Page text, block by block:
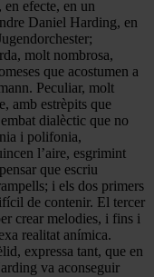
efecte, en un
Daniel Harding, en
molt nombrosa,
que acostumen a
Peculiar, molt
amb estrèpits que
dialèctic que no
i polifonia,
l’aire, esgrimint
que escriu
i els dos primers
de contenir. El tercer
crear melodies, i fins i
realitat anímica.
expressa tant, que en
va aconseguir